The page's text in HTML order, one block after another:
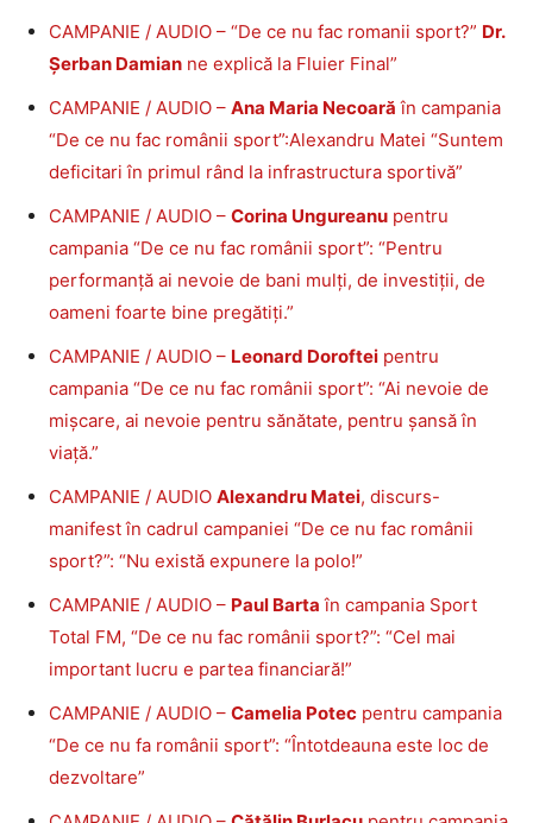
CAMPANIE / AUDIO – “De ce nu fac romanii sport?” Dr.
Șerban Damian ne explică la Fluier Final”
CAMPANIE / AUDIO – Ana Maria Necoară în campania
“De ce nu fac românii sport”:Alexandru Matei “Suntem
deficitari în primul rând la infrastructura sportivă”
CAMPANIE / AUDIO – Corina Ungureanu pentru
campania “De ce nu fac românii sport”: “Pentru
performanță ai nevoie de bani mulți, de investiții, de
oameni foarte bine pregătiți.”
CAMPANIE / AUDIO – Leonard Doroftei pentru
campania “De ce nu fac românii sport”: “Ai nevoie de
mișcare, ai nevoie pentru sănătate, pentru șansă în
viață.”
CAMPANIE / AUDIO Alexandru Matei, discurs-
manifest în cadrul campaniei “De ce nu fac românii
sport?”: “Nu există expunere la polo!”
CAMPANIE / AUDIO – Paul Barta în campania Sport
Total FM, “De ce nu fac românii sport?”: “Cel mai
important lucru e partea financiară!”
CAMPANIE / AUDIO – Camelia Potec pentru campania
“De ce nu fa românii sport”: “Întotdeauna este loc de
dezvoltare”